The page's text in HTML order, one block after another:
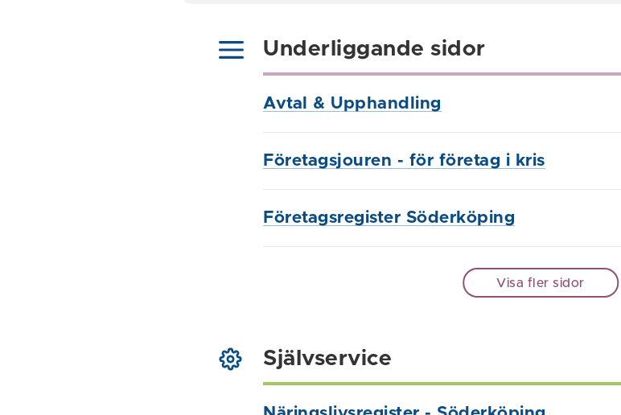
Underliggande sidor
Avtal & Upphandling
Företagsjouren - för företag i kris
Företagsregister Söderköping
Visa fler sidor
Självservice